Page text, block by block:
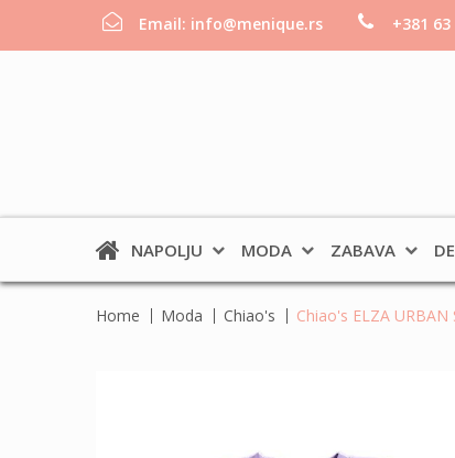
Email: info@menique.rs +381
NAPOLJU MODA ZABAVA
Home Moda Chiao's Chiao's ELZA URBAN